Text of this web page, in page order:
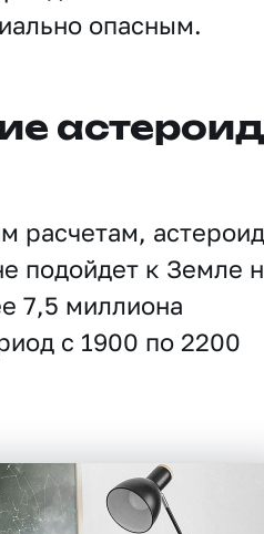
опасным.
расчетам, астероид
подойдет к Земле
7,5 миллиона
с 1900 по 2200